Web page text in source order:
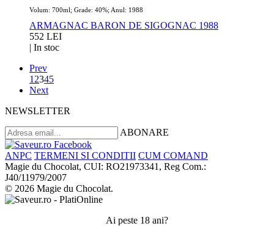
Volum: 700ml; Grade: 40%; Anul: 1988
ARMAGNAC BARON DE SIGOGNAC 1988
552 LEI
| In stoc
Prev
1 2345
Next
NEWSLETTER
ABONARE
ANPC TERMENI SI CONDITII CUM COMAND
Magie du Chocolat, CUI: RO21973341, Reg Com.:
J40/11979/2007
© 2026 Magie du Chocolat.
Ai peste 18 ani?